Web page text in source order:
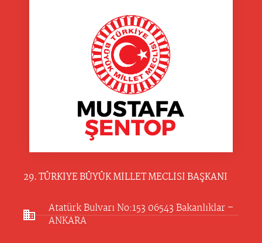
29. TÜRKİYE BÜYÜK MİLLET MECLİSİ BAŞKANI
Atatürk Bulvarı No:153 06543 Bakanlıklar –
ANKARA​